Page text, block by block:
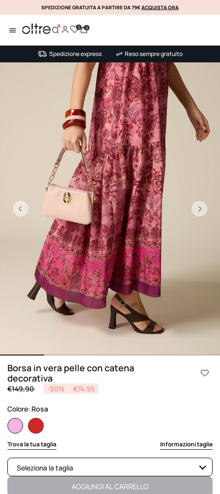
KLARNA
SPEDIZIONE GRATUITA A PARTIRE DA 79€ACQUISTA ORA
0 0
Spedizione express Reso sempre gratuito
Precedente
Borsa in vera pelle con catena
decorativa
Price reduced from
€149,90to -50% €74,95
Colore: Rosa
selected
Trova la tua taglia Informazioni taglie
Seleziona la taglia
Mostra articoli simili
AGGIUNGI AL CARRELLO